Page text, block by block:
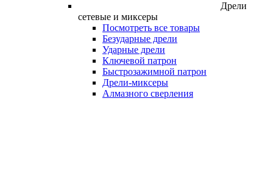
Дрели
сетевые и миксеры
Посмотреть все товары
Безударные дрели
Ударные дрели
Ключевой патрон
Быстрозажимной патрон
Дрели-миксеры
Алмазного сверления